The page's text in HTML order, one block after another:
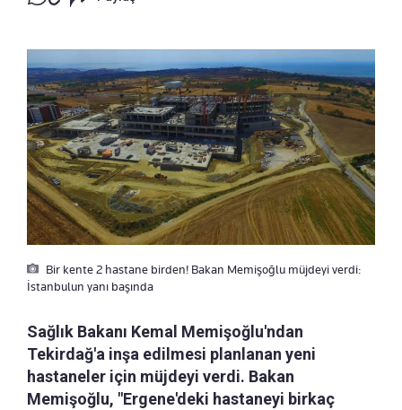
Bir kente 2 hastane birden! Bakan Memişoğlu müjdeyi verdi:
İstanbulun yanı başında
Sağlık Bakanı Kemal Memişoğlu'ndan
Tekirdağ'a inşa edilmesi planlanan yeni
hastaneler için müjdeyi verdi. Bakan
Memişoğlu, "Ergene'deki hastaneyi birkaç